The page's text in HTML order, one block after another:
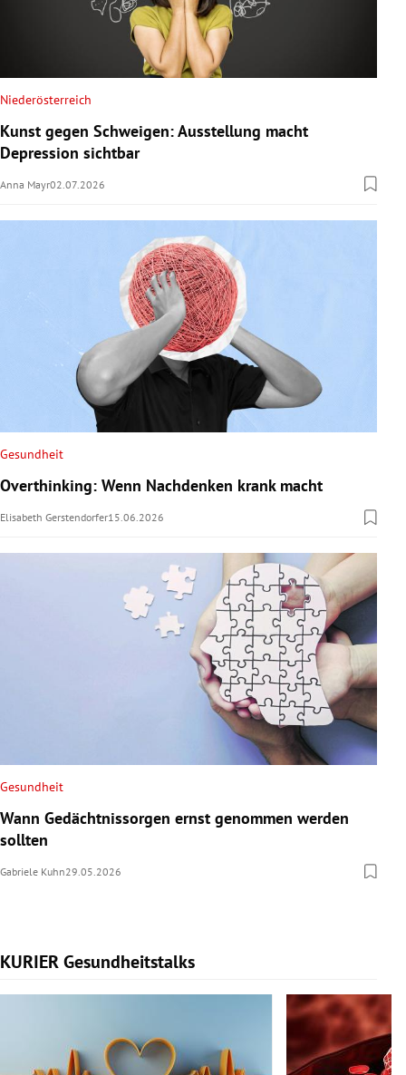
Niederösterreich
Kunst gegen Schweigen: Ausstellung macht
Depression sichtbar
Anna Mayr02.07.2026
Gesundheit
Overthinking: Wenn Nachdenken krank macht
Elisabeth Gerstendorfer15.06.2026
Gesundheit
Wann Gedächtnissorgen ernst genommen werden
sollten
Gabriele Kuhn29.05.2026
KURIER Gesundheitstalks
Slide 1 von 7